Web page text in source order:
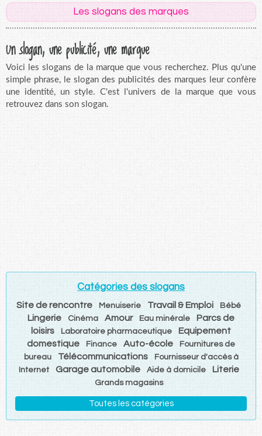
Les slogans des marques
Un slogan, une publicité, une marque
Voici les slogans de la marque que vous recherchez. Plus qu'une
simple phrase, le slogan des publicités des marques leur confère
une identité, un style. C'est l'univers de la marque que vous
retrouvez dans son slogan.
Catégories des slogans
Site de rencontre Menuiserie Travail & Emploi Bébé
Lingerie Cinéma Amour Eau minérale
Parcs de
loisirs
Laboratoire pharmaceutique
Equipement
domestique
Finance Auto-école
Fournitures de
bureau
Télécommunications
Fournisseur d'accès à
Internet
Garage automobile Aide à domicile Literie
Grands magasins
Toutes les catégories